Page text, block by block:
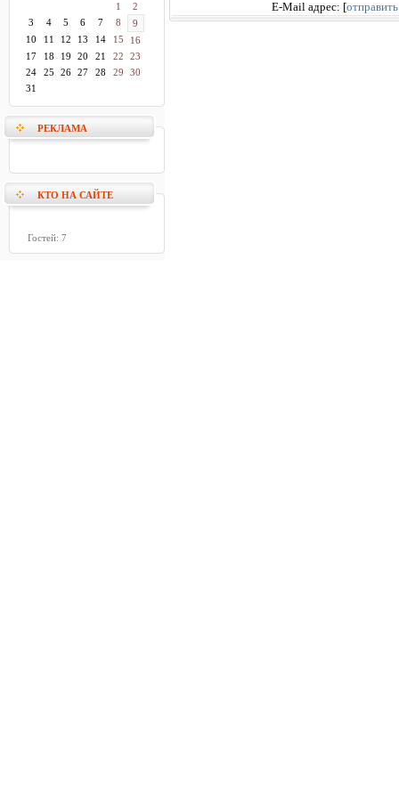
1
2
3
4 5 6 7 8
9
10
11 12 13 14 15
16
17
18 19 20 21 22
23
24
25 26 27 28 29
30
31
РЕКЛАМА
КТО НА САЙТЕ
Гостей: 7
E-Mail адрес: [